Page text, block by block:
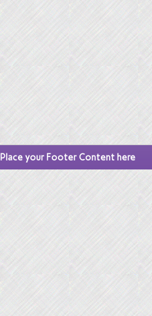
Place your Footer Content here